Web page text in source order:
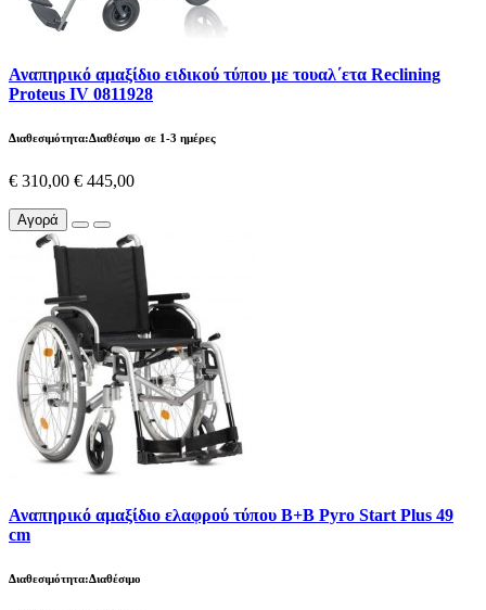
Αναπηρικό αμαξίδιο ειδικού τύπου με τουαλ΄ετα Reclining
Proteus IV 0811928
Διαθεσιμότητα:Διαθέσιμο σε 1-3 ημέρες
€ 310,00 € 445,00
Αγορά
Αναπηρικό αμαξίδιο ελαφρού τύπου B+B Pyro Start Plus 49
cm
Διαθεσιμότητα:Διαθέσιμο